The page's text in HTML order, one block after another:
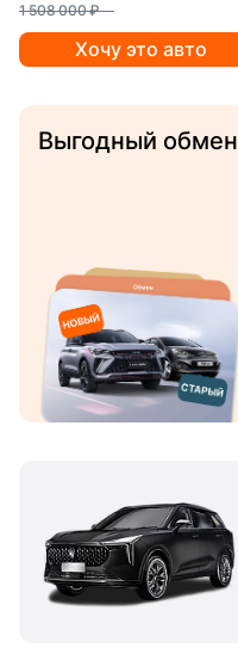
1 508 000 ₽
Хочу это авто
Выгодный обмен